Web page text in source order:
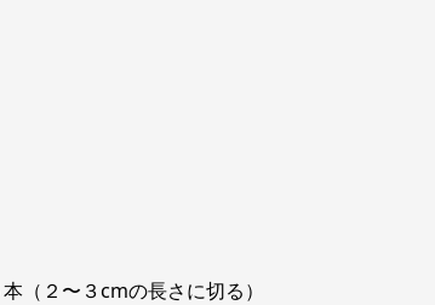
（２〜３cmの長さに切る）